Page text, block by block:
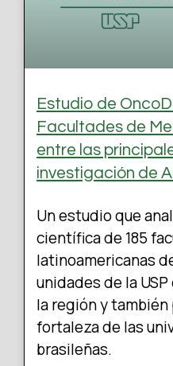
Estudio de
Facultades de
entre las
investigación de
Un estudio que
científica de 185
latinoamericanas
unidades de la
la región y
fortaleza de las
brasileñas.